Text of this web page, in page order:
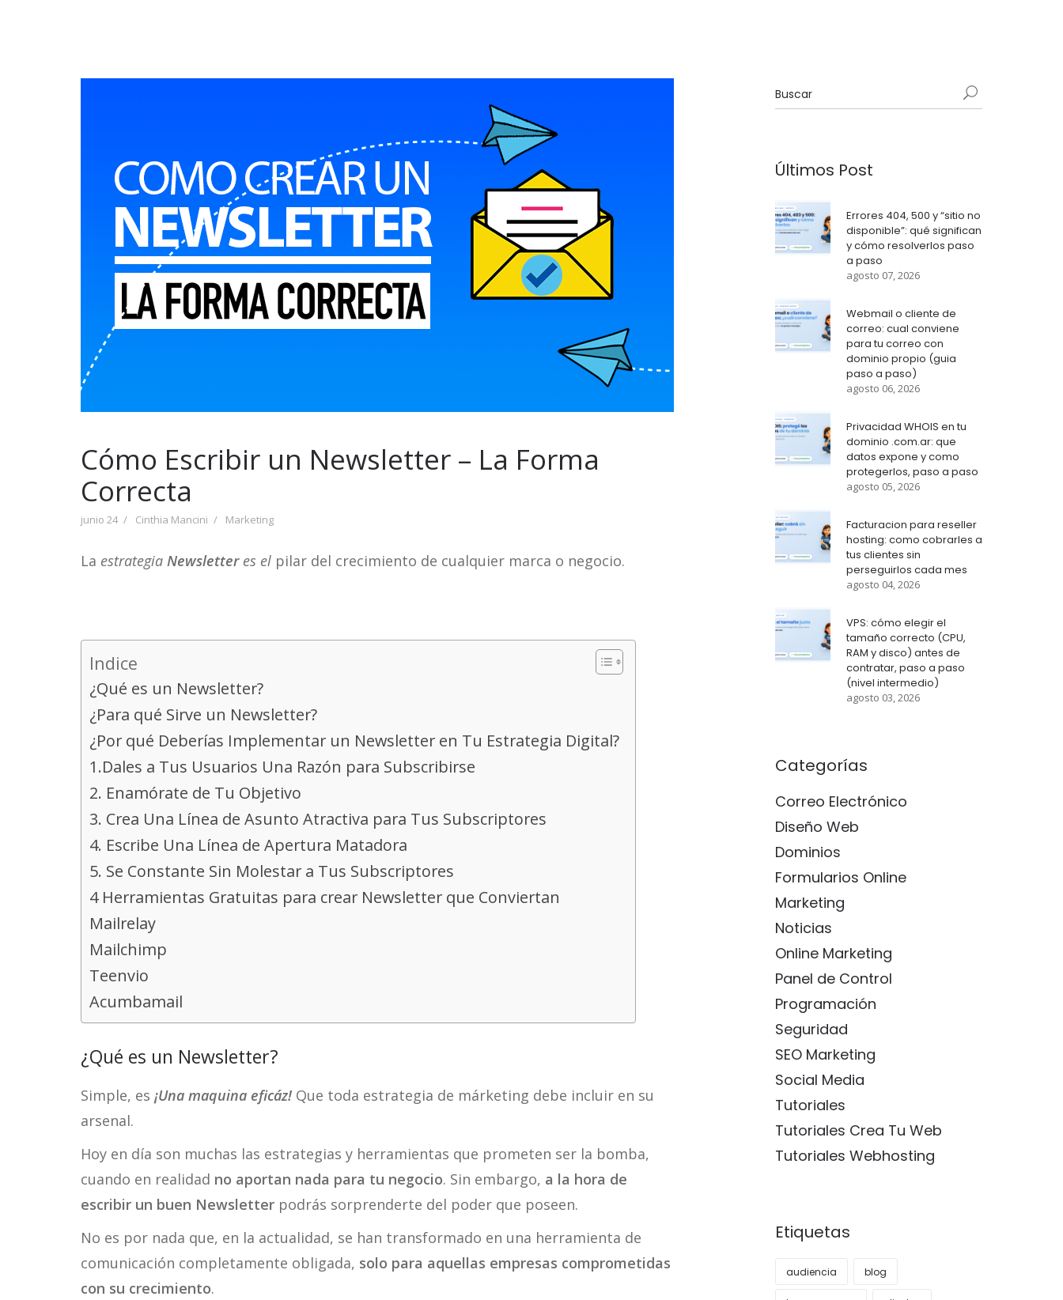
Cómo Escribir un Newsletter – La Forma
Correcta
junio 24 Cinthia Mancini Marketing
La estrategia Newsletter es el pilar del crecimiento de cualquier marca o negocio.
Indice
¿Qué es un Newsletter?
¿Para qué Sirve un Newsletter?
¿Por qué Deberías Implementar un Newsletter en Tu Estrategia Digital?
1.Dales a Tus Usuarios Una Razón para Subscribirse
2. Enamórate de Tu Objetivo
3. Crea Una Línea de Asunto Atractiva para Tus Subscriptores
4. Escribe Una Línea de Apertura Matadora
5. Se Constante Sin Molestar a Tus Subscriptores
4 Herramientas Gratuitas para crear Newsletter que Conviertan
Mailrelay
Mailchimp
Teenvio
Acumbamail
¿Qué es un Newsletter?
Simple, es ¡Una maquina eficáz! Que toda estrategia de márketing debe incluir en su
arsenal.
Hoy en día son muchas las estrategias y herramientas que prometen ser la bomba,
cuando en realidad no aportan nada para tu negocio. Sin embargo, a la hora de
escribir un buen Newsletter podrás sorprenderte del poder que poseen.
No es por nada que, en la actualidad, se han transformado en una herramienta de
comunicación completamente obligada, solo para aquellas empresas comprometidas
con su crecimiento.
Últimos Post
Errores 404, 500 y “sitio no
disponible”: qué significan
y cómo resolverlos paso
a paso
agosto 07, 2026
Webmail o cliente de
correo: cual conviene
para tu correo con
dominio propio (guia
paso a paso)
agosto 06, 2026
Privacidad WHOIS en tu
dominio .com.ar: que
datos expone y como
protegerlos, paso a paso
agosto 05, 2026
Facturacion para reseller
hosting: como cobrarles a
tus clientes sin
perseguirlos cada mes
agosto 04, 2026
VPS: cómo elegir el
tamaño correcto (CPU,
RAM y disco) antes de
contratar, paso a paso
(nivel intermedio)
agosto 03, 2026
Categorías
Correo Electrónico
Diseño Web
Dominios
Formularios Online
Marketing
Noticias
Online Marketing
Panel de Control
Programación
Seguridad
SEO Marketing
Social Media
Tutoriales
Tutoriales Crea Tu Web
Tutoriales Webhosting
Etiquetas
audiencia blog